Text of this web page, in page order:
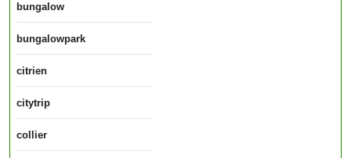
bungalow
bungalowpark
citrien
citytrip
collier